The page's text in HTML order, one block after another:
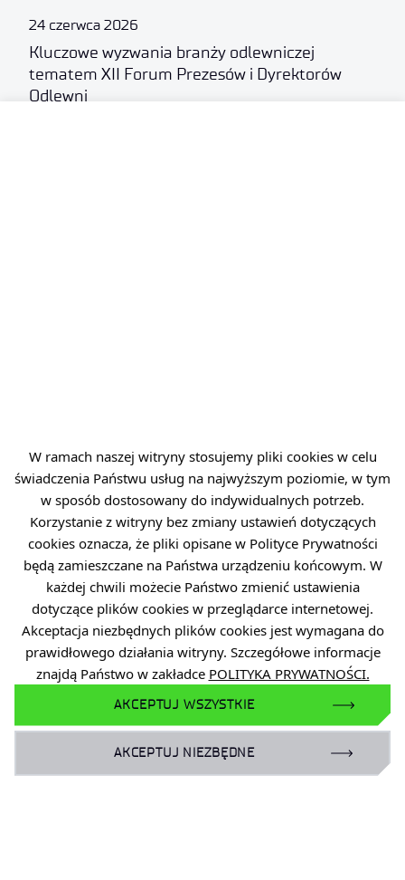
W ramach naszej witryny stosujemy pliki cookies w celu
świadczenia Państwu usług na najwyższym poziomie, w tym
w sposób dostosowany do indywidualnych potrzeb.
Korzystanie z witryny bez zmiany ustawień dotyczących
cookies oznacza, że pliki opisane w Polityce Prywatności
będą zamieszczane na Państwa urządzeniu końcowym. W
każdej chwili możecie Państwo zmienić ustawienia
dotyczące plików cookies w przeglądarce internetowej.
Akceptacja niezbędnych plików cookies jest wymagana do
prawidłowego działania witryny. Szczegółowe informacje
znajdą Państwo w zakładce POLITYKA PRYWATNOŚCI.
AKCEPTUJ WSZYSTKIE
AKCEPTUJ NIEZBĘDNE
Kluczowe wyzwania branży odlewniczej
tematem XII Forum Prezesów i Dyrektorów
Odlewni
24 czerwca 2026
Miejsce, w którym rozwijają się technologie
i ludzie
12 czerwca 2026